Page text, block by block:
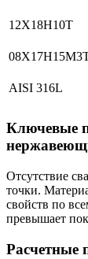
12Х18Н10Т
AISI 316L
Ключевые
Отсутствие
точки.
свойств по
превышает
Расчетные